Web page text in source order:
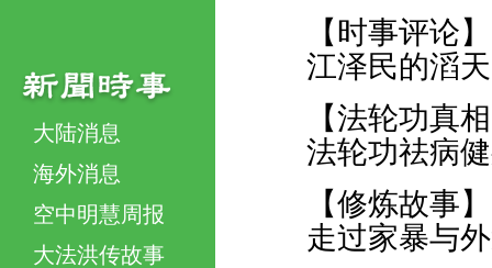
大陆消息
海外消息
空中明慧周报
大法洪传故事
【时事评论】
江泽民的滔
【法轮功真
法轮功祛病
【修炼故事】
走过家暴与